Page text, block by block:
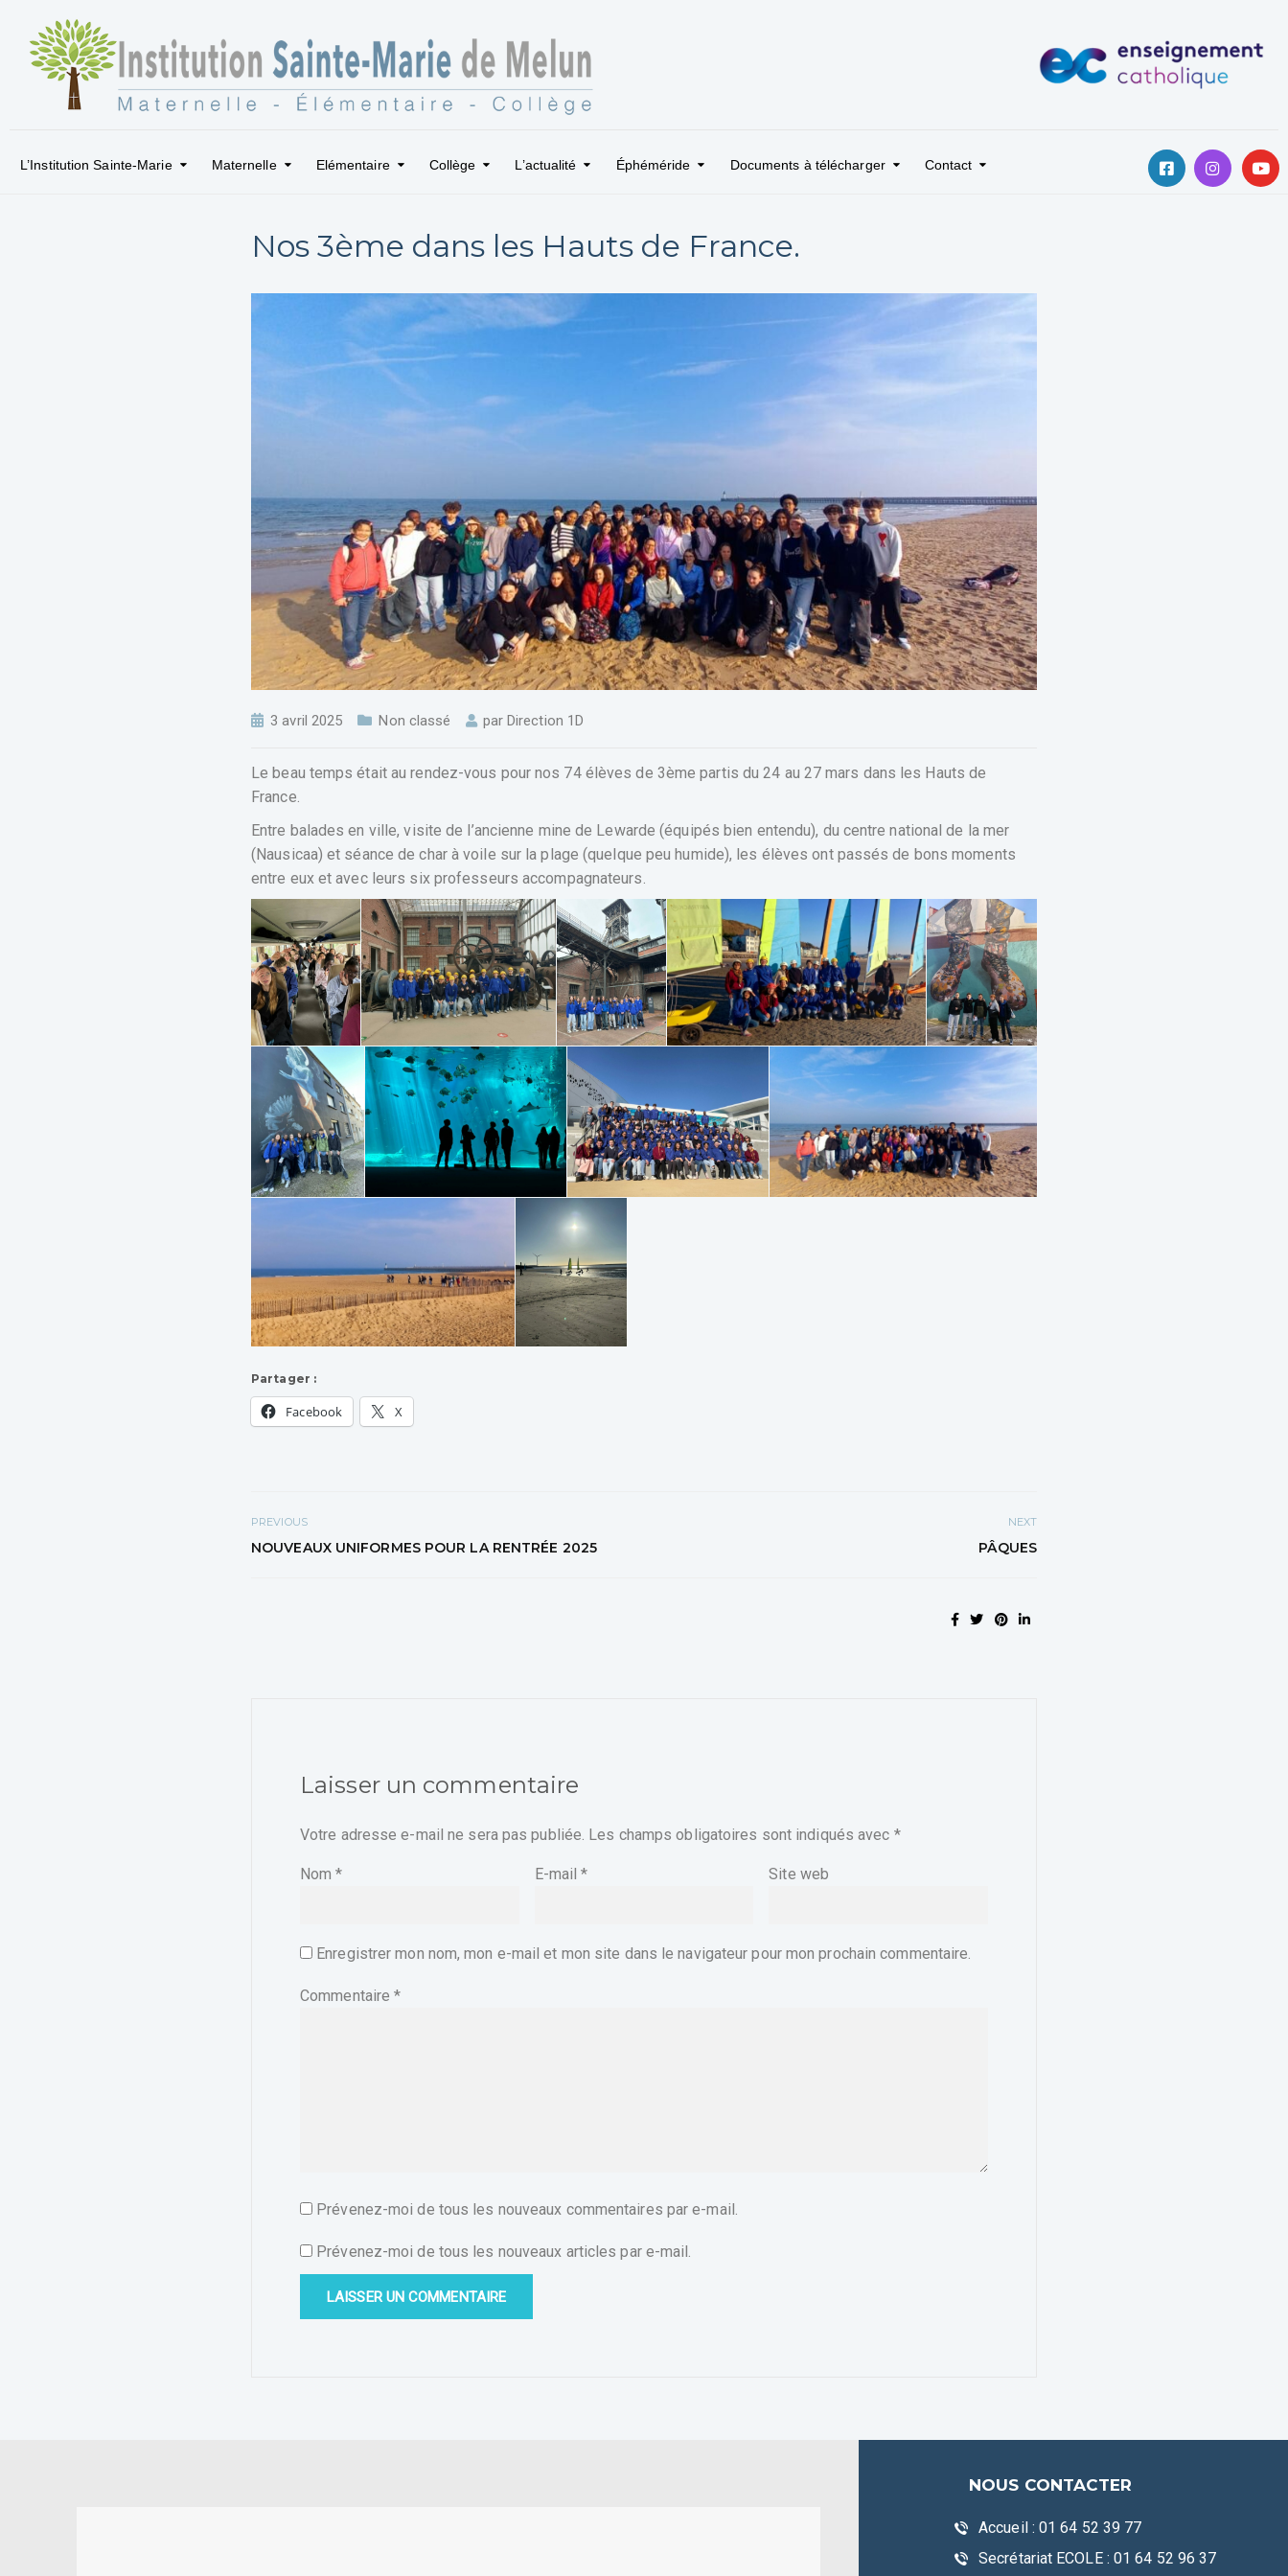
L’Institution Sainte-Marie Maternelle Elémentaire Collège L’actualité Éphéméride Documents à télécharger Contact
Nos 3ème dans les Hauts de France.
3 avril 2025 Non classé par Direction 1D
Le beau temps était au rendez-vous pour nos 74 élèves de 3ème partis du 24 au 27 mars dans les Hauts de
France.
Entre balades en ville, visite de l’ancienne mine de Lewarde (équipés bien entendu), du centre national de la mer
(Nausicaa) et séance de char à voile sur la plage (quelque peu humide), les élèves ont passés de bons moments
entre eux et avec leurs six professeurs accompagnateurs.
Partager :
Facebook X
PREVIOUS
NOUVEAUX UNIFORMES POUR LA RENTRÉE 2025
NEXT
PÂQUES
Laisser un commentaire
Votre adresse e-mail ne sera pas publiée. Les champs obligatoires sont indiqués avec *
Nom* E-mail* Site web
Enregistrer mon nom, mon e-mail et mon site dans le navigateur pour mon prochain commentaire.
Commentaire*
Prévenez-moi de tous les nouveaux commentaires par e-mail.
Prévenez-moi de tous les nouveaux articles par e-mail.
NOUS CONTACTER
Accueil : 01 64 52 39 77
Secrétariat ECOLE : 01 64 52 96 37